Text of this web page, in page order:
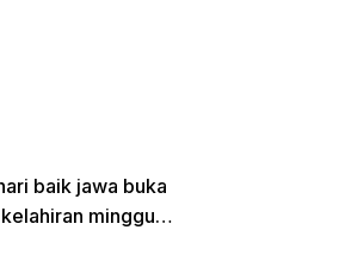
baik jawa buka
minggu